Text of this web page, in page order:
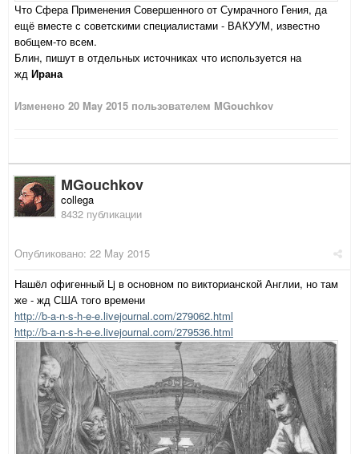
Что Сфера Применения Совершенного от Сумрачного Гения, да
ещё вместе с советскими специалистами - ВАКУУМ, известно
вобщем-то всем.
Блин, пишут в отдельных источниках что используется на
жд Ирана
Изменено 20 May 2015 пользователем MGouchkov
MGouchkov
collega
8432 публикации
Опубликовано: 22 May 2015
Нашёл офигенный Lj в основном по викторианской Англии, но там
же - жд США того времени
http://b-a-n-s-h-e-e.livejournal.com/279062.html
http://b-a-n-s-h-e-e.livejournal.com/279536.html